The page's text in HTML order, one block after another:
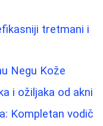
tretmani i
Negu Kože
i ožiljaka od akni
Kompletan vodič